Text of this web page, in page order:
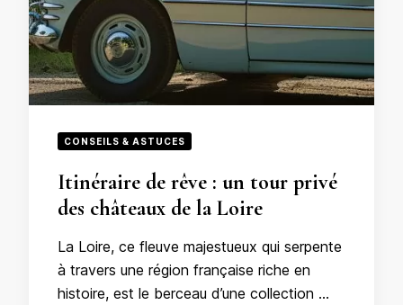
CONSEILS & ASTUCES
Itinéraire de rêve : un tour privé
des châteaux de la Loire
La Loire, ce fleuve majestueux qui serpente
à travers une région française riche en
histoire, est le berceau d’une collection …